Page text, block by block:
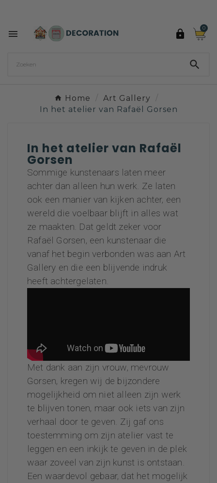
 
0

Home
Art Gallery
In het atelier van Rafaël Gorsen
In het atelier van Rafaël
Gorsen
Sommige kunstenaars laten meer
achter dan alleen hun werk. Ze laten
ook een manier van kijken achter, een
wereld die voelbaar blijft in alles wat
ze maakten. Dat geldt zeker voor
Rafaël Gorsen, een kunstenaar die
vanaf het begin verbonden was aan Art
Gallery en die een blijvende indruk
heeft achtergelaten.
Met dank aan zijn vrouw, mevrouw
Gorsen, kregen wij de bijzondere
mogelijkheid om niet alleen zijn werk
te blijven tonen, maar ook iets van zijn
verhaal door te geven. Zij gaf ons
toestemming om zijn atelier vast te
leggen en een inkijk te geven in de plek
waar zoveel van zijn kunst is ontstaan.
Een waardevol gebaar, dat het mogelijk